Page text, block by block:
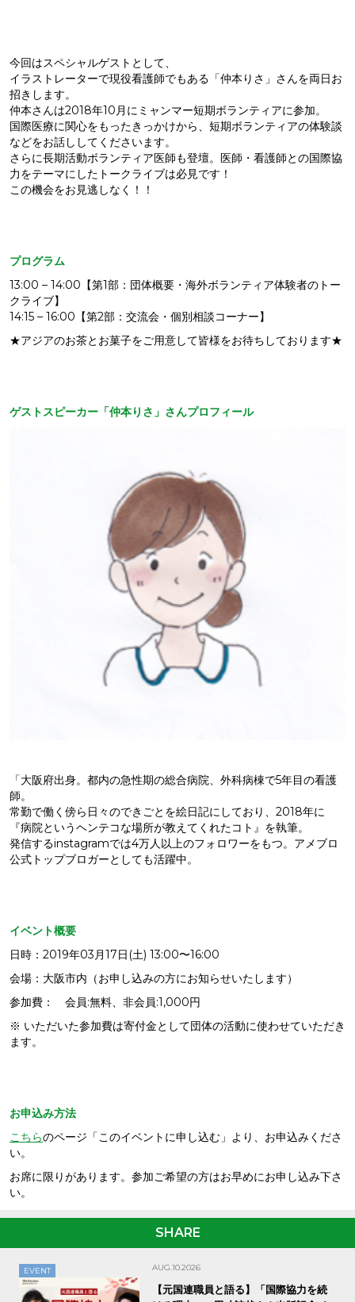
今回はスペシャルゲストとして、
イラストレーターで現役看護師でもある「仲本りさ」さんを両日お
招きします。
仲本さんは2018年10月にミャンマー短期ボランティアに参加。
国際医療に関心をもったきっかけから、短期ボランティアの体験談
などをお話ししてくださいます。
さらに長期活動ボランティア医師も登壇。医師・看護師との国際協
力をテーマにしたトークライブは必見です！
この機会をお見逃しなく！！
プログラム
13:00 – 14:00【第1部：団体概要・海外ボランティア体験者のトー
クライブ】
14:15 – 16:00【第2部：交流会・個別相談コーナー】
★アジアのお茶とお菓子をご用意して皆様をお待ちしております★
ゲストスピーカー「仲本りさ」さんプロフィール
「大阪府出身。都内の急性期の総合病院、外科病棟で5年目の看護
師。
常勤で働く傍ら日々のできごとを絵日記にしており、2018年に
『病院というヘンテコな場所が教えてくれたコト』を執筆。
発信するinstagramでは4万人以上のフォロワーをもつ。アメブロ
公式トップブロガーとしても活躍中。
イベント概要
日時：2019年03月17日(土) 13:00〜16:00
会場：大阪市内（お申し込みの方にお知らせいたします）
参加費： 会員:無料、非会員:1,000円
※ いただいた参加費は寄付金として団体の活動に使わせていただき
ます。
お申込み方法
こちらのページ「このイベントに申し込む」より、お申込みくださ
い。
お席に限りがあります。参加ご希望の方はお早めにお申し込み下さ
い。
SHARE
EVENT AUG.10.2026
【元国連職員と語る】「国際協力を続